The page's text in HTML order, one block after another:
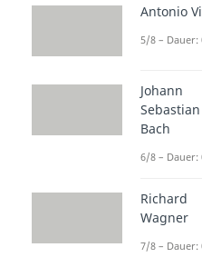
Antonio
5/8 – Dauer:
Johann
Sebastian
Bach
6/8 – Dauer:
Richard
Wagner
7/8 – Dauer: